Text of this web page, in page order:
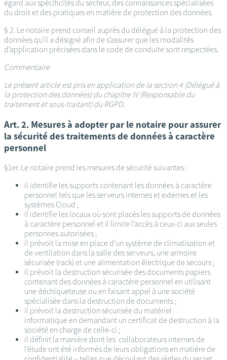
égard aux spécificités du secteur, des connaissances spécialisées
du droit et des pratiques en matière de protection des données.
§ 2. Le notaire prend conseil auprès du délégué à la protection des
données qu’il a désigné afin de s’assurer que les modalités
d’application précisées dans le code de conduite sont respectées.
Commentaire
Le présent article est pris en application de la section 4 (Délégué à
la protection des données) du chapitre IV (Responsable du
traitement et sous-traitant) du RGPD.
Art. 2. Mesures à adopter par le notaire pour assurer
la sécurité des traitements de données à caractère
personnel
§1er. Le notaire prend les mesures de sécurité suivantes :
il identifie les supports contenant les données à caractère
personnel tels que les serveurs internes et externes et les
systèmes Cloud ;
il identifie les locaux où sont placés les supports de données
à caractère personnel et il limite l’accès à ceux-ci aux seules
personnes autorisées ;
il prévoit la mise en place d’un système de climatisation et
de ventilation dans la salle des serveurs, une armoire
sécurisée (rack) et une alimentation électrique de secours ;
il prévoit la destruction sécurisée des documents papiers
contenant des données à caractère personnel en utilisant
une déchiqueteuse ou en faisant appel à une société
spécialisée dans la destruction de documents ;
il prévoit la destruction sécurisée du matériel
informatique en demandant un certificat de destruction à la
société en charge de celle-ci ;
il définit la manière dont les collaborateurs internes de
l’étude ont été informés de leurs obligations en matière de